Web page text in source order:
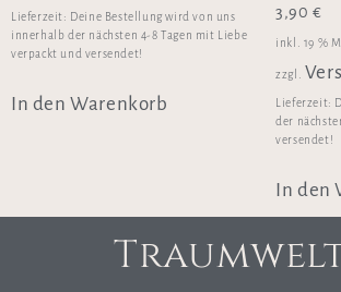
Lieferzeit: Deine Bestellung wird von uns
innerhalb der nächsten 4-8 Tagen mit Liebe
verpackt und versendet!
In den Warenkorb
3,90€
inkl. 19 %
zzgl.
Lieferzeit:
der
versendet!
In den